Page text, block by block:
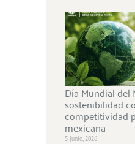
Día Mundial del
sostenibilidad
competitividad
mexicana
5 junio, 2026